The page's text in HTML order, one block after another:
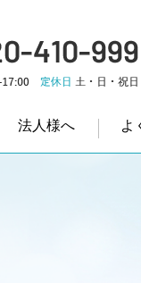
法人様へ よ